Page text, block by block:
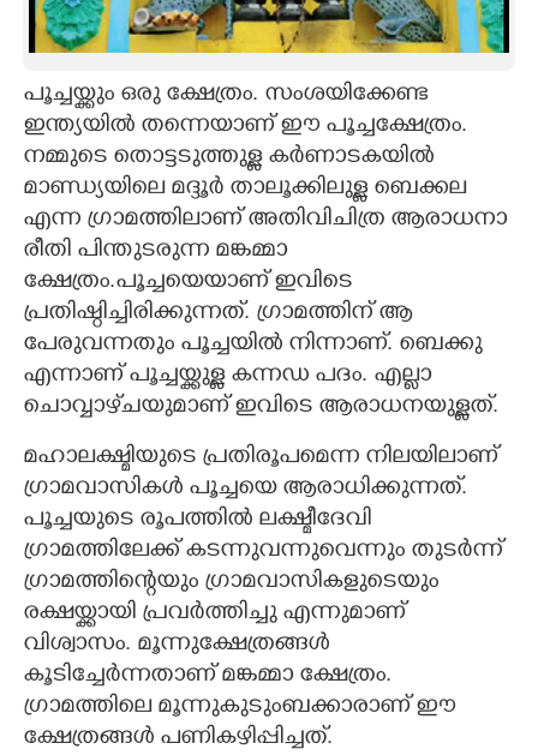
ART
LITERATURE
ZOOM
CONTACT US
പൂച്ചയ്ക്കും ഒരു ക്ഷേത്രം. സംശയിക്കേണ്ട
ഇന്ത്യയിൽ തന്നെയാണ് ഈ പൂച്ചക്ഷേത്രം.
നമ്മുടെ തൊട്ടടുത്തുള്ള കർണാടകയിൽ
മാണ്ഡ്യയിലെ മദ്ദൂർ താലൂക്കിലുള്ള ബെക്കല
എന്ന ഗ്രാമത്തിലാണ് അതിവിചിത്ര ആരാധനാ
രീതി പിന്തുടരുന്ന മങ്കമ്മാ
ക്ഷേത്രം.പൂച്ചയെയാണ് ഇവിടെ
പ്രതിഷ്ഠിച്ചിരിക്കുന്നത്. ഗ്രാമത്തിന് ആ
പേരുവന്നതും പൂച്ചയിൽ നിന്നാണ്. ബെക്കു
എന്നാണ് പൂച്ചയ്ക്കുള്ള കന്നഡ പദം. എല്ലാ
ചൊവ്വാഴ്‌ചയുമാണ് ഇവിടെ ആരാധനയുള്ളത്.
മഹാലക്ഷ്മിയുടെ പ്രതിരൂപമെന്ന നിലയിലാണ്
ഗ്രാമവാസികൾ പൂച്ചയെ ആരാധിക്കുന്നത്.
പൂച്ചയുടെ രൂപത്തിൽ ലക്ഷ്മീദേവി
ഗ്രാമത്തിലേക്ക് കടന്നുവന്നുവെന്നും തുടർന്ന്
ഗ്രാമത്തിന്റെയും ഗ്രാമവാസികളുടെയും
രക്ഷയ്ക്കായി പ്രവർത്തിച്ചു എന്നുമാണ്
വിശ്വാസം. മൂന്നുക്ഷേത്രങ്ങൾ
കൂടിച്ചേർന്നതാണ്മങ്കമ്മാ ക്ഷേത്രം.
ഗ്രാമത്തിലെ മൂന്നുകുടുംബക്കാരാണ് ഈ
ക്ഷേത്രങ്ങൾ പണികഴിപ്പിച്ചത്.